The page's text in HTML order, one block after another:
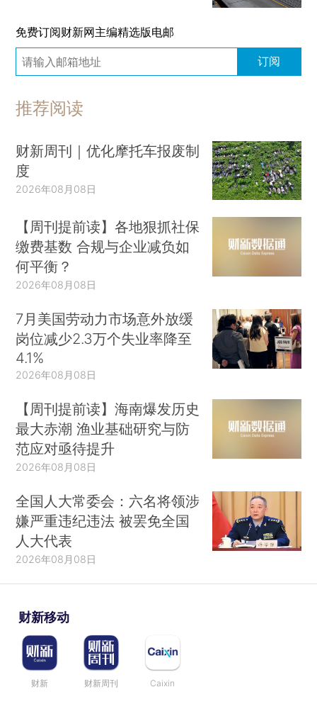
免费订阅财新网主编精选版电邮
订阅
推荐阅读
财新周刊｜优化摩托车报废制
度
2026年08月08日
【周刊提前读】各地狠抓社保
缴费基数 合规与企业减负如
何平衡？
2026年08月08日
7月美国劳动力市场意外放缓
岗位减少2.3万个失业率降至
4.1%
2026年08月08日
【周刊提前读】海南爆发历史
最大赤潮 渔业基础研究与防
范应对亟待提升
2026年08月08日
全国人大常委会：六名将领涉
嫌严重违纪违法 被罢免全国
人大代表
2026年08月08日
财新移动
财新 财新周刊 Caixin